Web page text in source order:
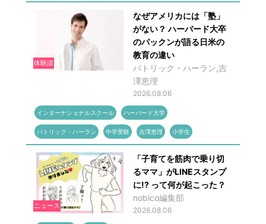
体験談
なぜアメリカには「塾」
がない？ ハーバード大卒
のパックンが語る日米の
教育の違い
パトリック・ハーラン,吉
澤恵理
2026.08.06
インターナショナルスクール ハーバード大学
パトリック・ハーラン 中学受験 吉澤恵理 小学生
ニュース
「子育てを筋肉で乗り切
るママ」がLINEスタンプ
に!? って何が起こった？
nobico編集部
2026.08.06